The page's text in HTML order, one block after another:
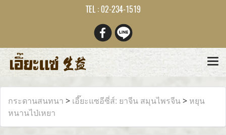
TEL : 02-234-1519
กระดานสนทนา > เอี๊ยะแซอีซี่ส์: ยาจีน สมุนไพรจีน> หยุน
หนานไป่เหยา